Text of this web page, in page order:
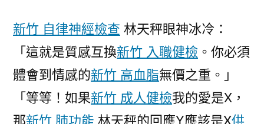
故
事
·
廣
東
新竹 自律神經檢查 林天秤眼神冰冷：
「這就是質感互換新竹 入職健檢 。你必須
體會到情感的新竹 高血脂無價之重。」
「等等！如果新竹 成人健檢我的愛是X，
那新竹 肺功能 林天秤的回應Y應該是X供